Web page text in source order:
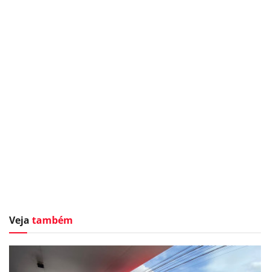
Veja também